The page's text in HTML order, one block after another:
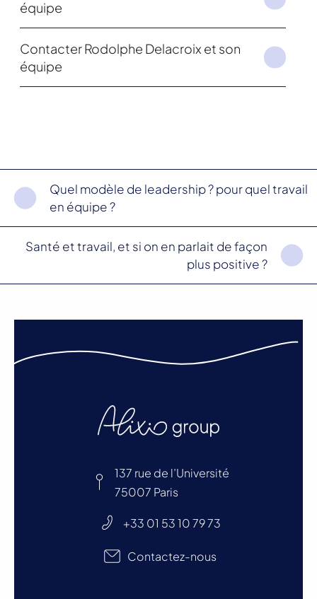
équipe
Contacter Rodolphe Delacroix et son
équipe
Quel modèle de leadership ? pour quel travail
en équipe ?
Santé et travail, et si on en parlait de façon
plus positive ?
137 rue de l’Université
75007 Paris
+33 01 53 10 79 73
Contactez-nous